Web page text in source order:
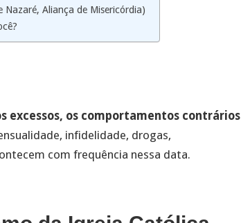
Aliança de Misericórdia)
excessos, os comportamentos contrários
infidelidade, drogas,
com frequência nessa data.